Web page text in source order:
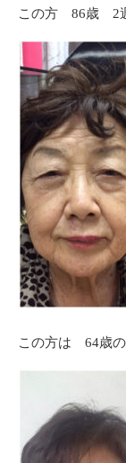
この方 86歳 2
この方は 64歳